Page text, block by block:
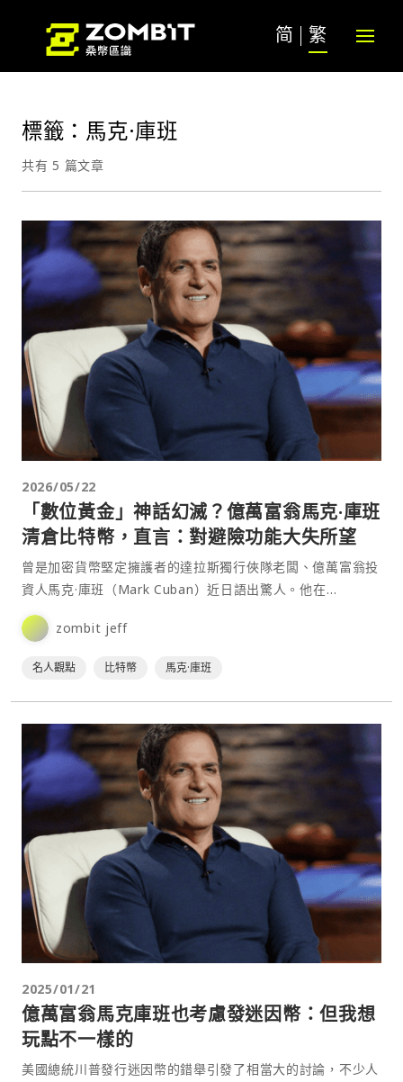
简 繁
標籤：馬克·庫班
共有 5 篇文章
2026/05/22
「數位黃金」神話幻滅？億萬富翁馬克·庫班
清倉比特幣，直言：對避險功能大失所望
曾是加密貨幣堅定擁護者的達拉斯獨行俠隊老闆、億萬富翁投
資人馬克·庫班（Mark Cuban）近日語出驚人。他在
Podcast 節目中透露，由於比特幣在近期地緣政治⋯
zombit jeff
名人觀點 比特幣 馬克·庫班
2025/01/21
億萬富翁馬克庫班也考慮發迷因幣：但我想
玩點不一樣的
美國總統川普發行迷因幣的錯舉引發了相當大的討論，不少人